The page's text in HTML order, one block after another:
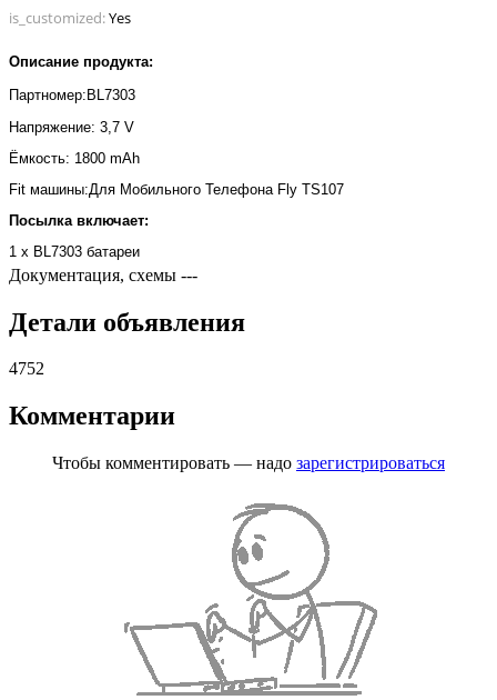
is_customized:Yes
Описание продукта:
Партномер:BL7303
Напряжение: 3,7 V
Ёмкость: 1800 mAh
Fit машины:Для Мобильного Телефона Fly TS107
Посылка включает:
1 x BL7303 батареи
Документация, схемы ---
Детали объявления
4752
Комментарии
Чтобы комментировать — надо зарегистрироваться